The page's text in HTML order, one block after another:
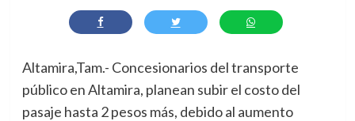
Altamira,Tam.- Concesionarios del transporte
público en Altamira, planean subir el costo del
pasaje hasta 2 pesos más, debido al aumento